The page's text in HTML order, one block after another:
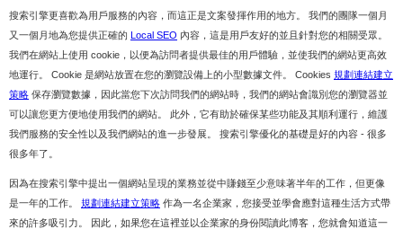
搜索引擎更喜歡為用戶服務的內容，而這正是文案發揮作用的地方。 我們的團隊一個月
又一個月地為您提供正確的
Local SEO 內容，這是用戶友好的並且針對您的相關受眾。
我們在網站上使用 cookie，以便為訪問者提供最佳的用戶體驗，並使我們的網站更高效
地運行。 Cookie 是網站放置在您的瀏覽設備上的小型數據文件。 Cookies 規劃連結建立
策略 保存瀏覽數據，因此當您下次訪問我們的網站時，我們的網站會識別您的瀏覽器並
可以讓您更方便地使用我們的網站。 此外，它有助於確保某些功能及其順利運行，維護
我們服務的安全性以及我們網站的進一步發展。 搜索引擎優化的基礎是好的內容 - 很多
很多年了。
因為在搜索引擎中提出一個網站呈現的業務並從中賺錢至少意味著半年的工作，但更像
是一年的工作。 規劃連結建立策略 作為一名企業家，您接受並學會應對這種生活方式帶
來的許多吸引力。 因此，如果您在這裡並以企業家的身份閱讀此博客，您就會知道這一